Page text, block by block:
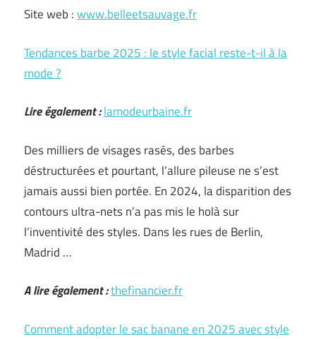
Site web :www.belleetsauvage.fr
Tendances barbe 2025 : le style facial reste-t-il à la
mode ?
Lire également :lamodeurbaine.fr
Des milliers de visages rasés, des barbes
déstructurées et pourtant, l’allure pileuse ne s’est
jamais aussi bien portée. En 2024, la disparition des
contours ultra-nets n’a pas mis le holà sur
l’inventivité des styles. Dans les rues de Berlin,
Madrid …
A lire également :thefinancier.fr
Comment adopter le sac banane en 2025 avec style